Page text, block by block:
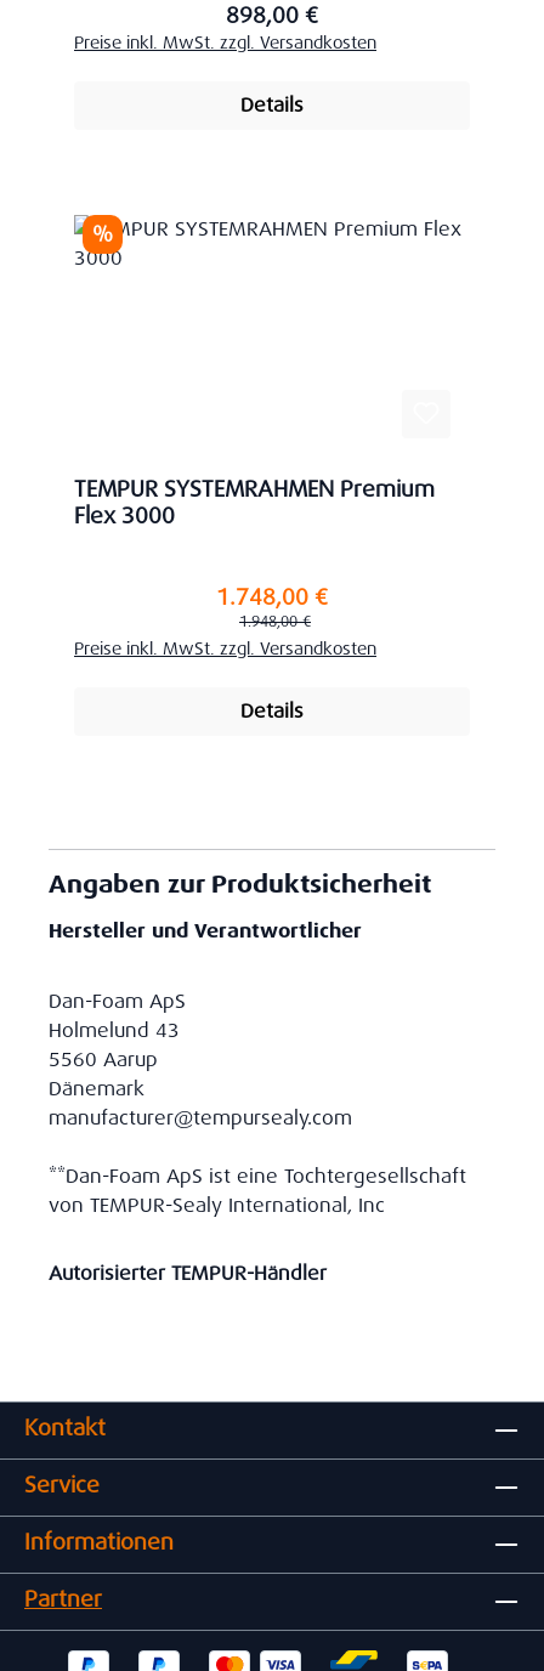
898,00 €
Preise inkl. MwSt. zzgl. Versandkosten
Details
Rabatt
%
TEMPUR SYSTEMRAHMEN Premium
Flex 3000
Verkaufspreis:1.748,00 €
Regulärer Preis:
1.948,00 €
Preise inkl. MwSt. zzgl. Versandkosten
Details
Angaben zur Produktsicherheit
Hersteller und Verantwortlicher
Dan-Foam ApS
Holmelund 43
5560 Aarup
Dänemark
manufacturer@tempursealy.com
**Dan-Foam ApS ist eine Tochtergesellschaft
von TEMPUR-Sealy International, Inc
Autorisierter TEMPUR-Händler
Kontakt
Service
Informationen
Partner